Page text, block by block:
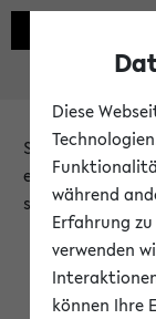
Sie möchten auf
erst nach einer
steht.
Diese
während
Erfahrung
verwenden
können Ihre